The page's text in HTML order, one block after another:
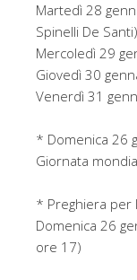
Martedì 28
Spinelli De Santi)
Mercoledì 29
Giovedì 30
Venerdì 31
* Domenica 26
Giornata
* Preghiera per
Domenica 26
ore 17)